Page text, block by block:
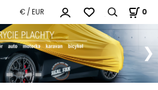
€ / EUR 0